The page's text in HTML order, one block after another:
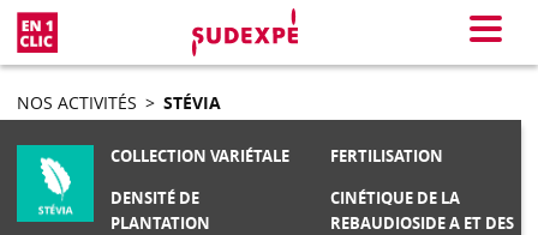
Menu
NOS ACTIVITÉS > STÉVIA
COLLECTION VARIÉTALE
DENSITÉ DE
PLANTATION
FERTILISATION
CINÉTIQUE DE LA
REBAUDIOSIDE A ET DES